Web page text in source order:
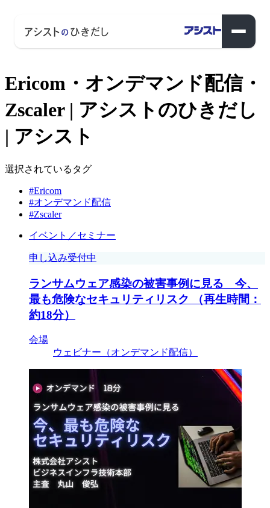
Ericom・オンデマンド配信・
Zscaler | アシストのひきだし
| アシスト
選択されているタグ
#Ericom
#オンデマンド配信
#Zscaler
イベント／セミナー
申し込み受付中
ランサムウェア感染の被害事例に見る 今、
最も危険なセキュリティリスク （再生時間：
約18分）
会場
ウェビナー（オンデマンド配信）